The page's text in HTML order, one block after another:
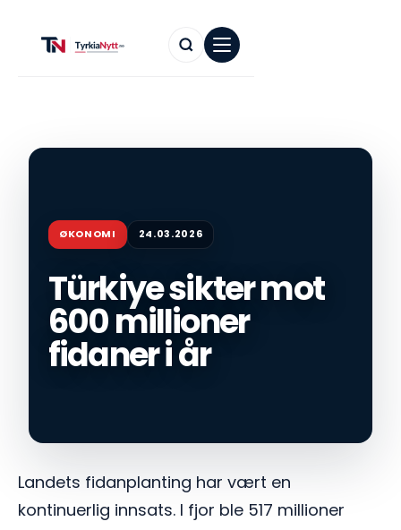
ØKONOMI 24.03.2026
Türkiye sikter mot
600 millioner
fidaner i år
Landets fidanplanting har vært en
kontinuerlig innsats. I fjor ble 517 millioner